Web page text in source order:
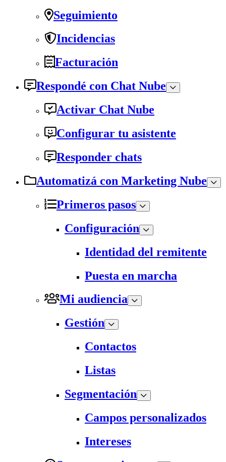
Seguimiento
Incidencias
Facturación
Respondé con Chat Nube
Activar Chat Nube
Configurar tu asistente
Responder chats
Automatizá con Marketing Nube
Primeros pasos
Configuración
Identidad del remitente
Puesta en marcha
Mi audiencia
Gestión
Contactos
Listas
Segmentación
Campos personalizados
Intereses